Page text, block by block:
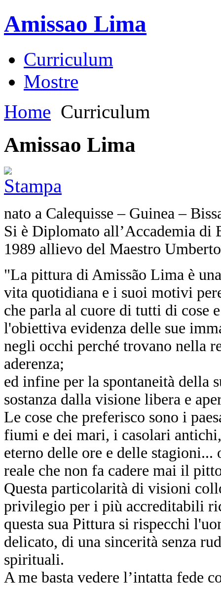
Amissao Lima
Curriculum
Mostre
Home Curriculum
Amissao Lima
nato a Calequisse – Guinea –
Si è Diplomato all’Accademia di
1989 allievo del Maestro
"La pittura di Amissão Lima è
vita quotidiana e i suoi motivi
che parla al cuore di tutti di cose
l'obiettiva evidenza delle sue
negli occhi perché trovano nella
aderenza;
ed infine per la spontaneità della
sostanza dalla visione libera e
Le cose che preferisco sono i
fiumi e dei mari, i casolari
eterno delle ore e delle
reale che non fa cadere mai il
Questa particolarità di visioni
privilegio per i più accreditabili
questa sua Pittura si rispecchi
delicato, di una sincerità senza
spirituali.
A me basta vedere l’intatta fede